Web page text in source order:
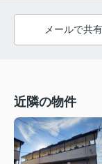
メールで共
近隣の物件